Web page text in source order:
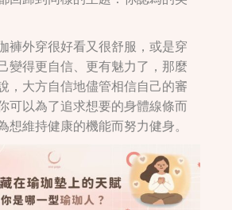
褲外穿很好看又很舒服，或是穿
變得更自信、更有魅力了，那麼
，大方自信地儘管相信自己的審
可以為了追求想要的身體線條而
想維持健康的機能而努力健身。